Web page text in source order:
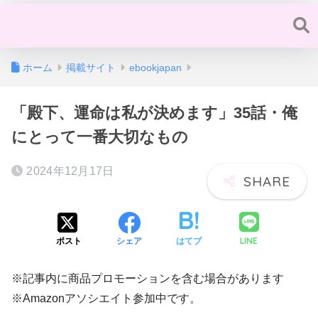
ホーム 掲載サイト ebookjapan
「殿下、運命は私が決めます」35話・俺
にとって一番大切なもの
2024年12月17日
ポスト シェア はてブ LINE
※記事内に商品プロモーションを含む場合があります
※Amazonアソシエイト参加中です。